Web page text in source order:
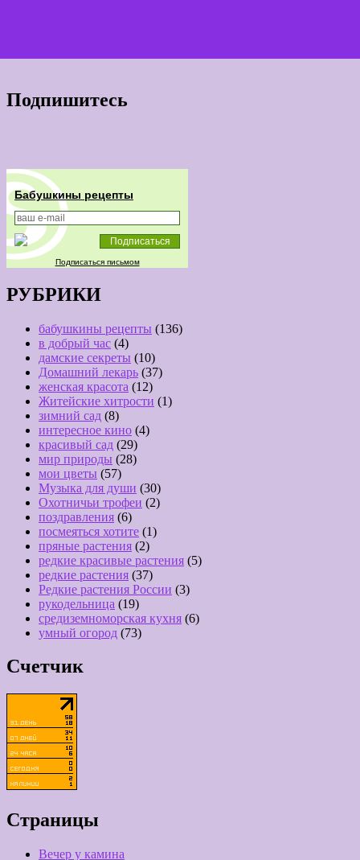
Подпишитесь
Бабушкины рецепты
Подписаться письмом
РУБРИКИ
бабушкины рецепты (136)
в добрый час (4)
дамские секреты (10)
Домашний лекарь (37)
женская красота (12)
Житейские хитрости (1)
зимний сад (8)
интересное кино (4)
красивый сад (29)
мир природы (28)
мои цветы (57)
Музыка для души (30)
Охотничьи трофеи (2)
поздравления (6)
посмеяться хотите (1)
пряные растения (2)
редкие красивые растения (5)
редкие растения (37)
Редкие растения России (3)
рукодельница (19)
средиземноморская кухня (6)
умный огород (73)
Счетчик
Страницы
Вечер у камина